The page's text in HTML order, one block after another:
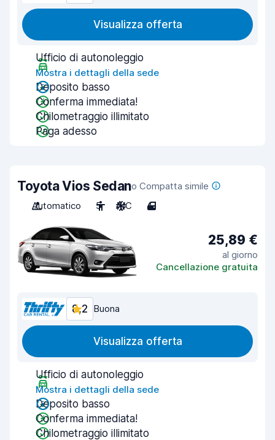
Visualizza offerta
Ufficio di autonoleggio
Mostra i dettagli della sede
Deposito basso
Conferma immediata!
Chilometraggio illimitato
Paga adesso
Toyota Vios Sedano Compatta simile
Automatico
5 A/C 4
25,89 €
al giorno
Cancellazione gratuita
8,2 Buona
Visualizza offerta
Ufficio di autonoleggio
Mostra i dettagli della sede
Deposito basso
Conferma immediata!
Chilometraggio illimitato